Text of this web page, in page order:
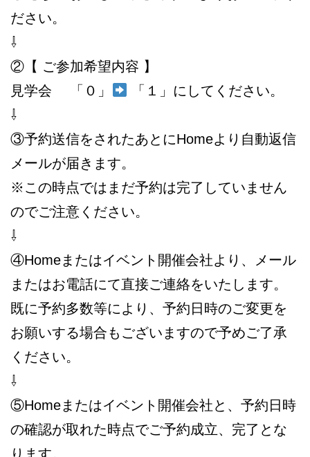
ださい。
⇩
②【 ご参加希望内容 】
見学会 「０」
「１」にしてください。
⇩
③予約送信をされたあとにHomeより自動返信
メールが届きます。
※この時点ではまだ予約は完了していません
のでご注意ください。
⇩
④Homeまたはイベント開催会社より、メール
またはお電話にて直接ご連絡をいたします。
既に予約多数等により、予約日時のご変更を
お願いする場合もございますので予めご了承
ください。
⇩
⑤Homeまたはイベント開催会社と、予約日時
の確認が取れた時点でご予約成立、完了とな
ります。